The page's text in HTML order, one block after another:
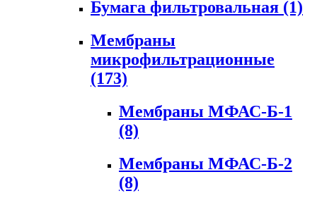
Бумага фильтровальная (1)
Мембраны
микрофильтрационные
(173)
Мембраны МФАС-Б-1
(8)
Мембраны МФАС-Б-2
(8)